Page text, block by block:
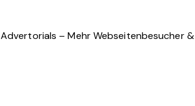
Advertorials – Mehr Webseitenbesucher